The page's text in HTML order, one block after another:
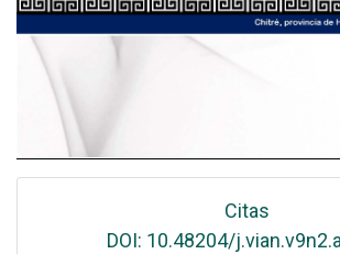
Citas
DOI: 10.48204/